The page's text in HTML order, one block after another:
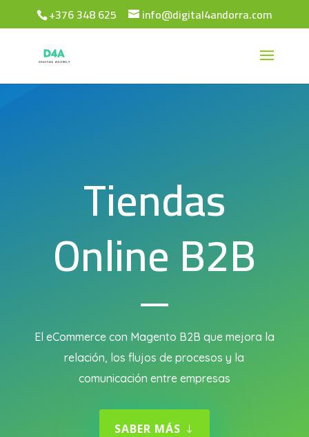
+376 348 625 info@digital4andorra.com
Tiendas
Online B2B
El eCommerce con Magento B2B que mejora la
relación, los flujos de procesos y la
comunicación entre empresas
SABER MÁS